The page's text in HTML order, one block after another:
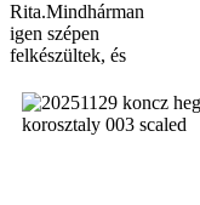
Rita.Mindhárman
igen szépen
felkészültek, és